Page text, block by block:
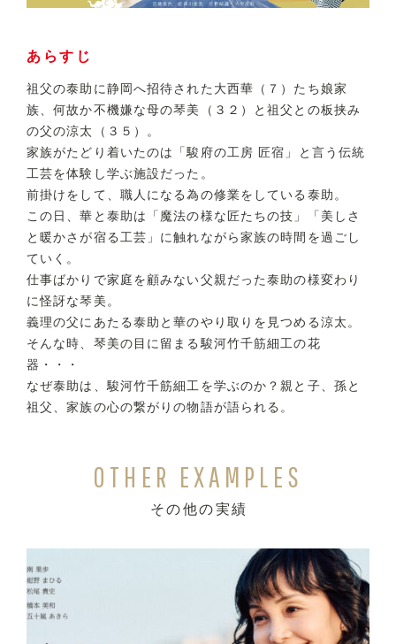
あらすじ
祖父の泰助に静岡へ招待された大西華（７）たち娘家
族、何故か不機嫌な母の琴美（３２）と祖父との板挟み
の父の涼太（３５）。
家族がたどり着いたのは「駿府の工房 匠宿」と言う伝統
工芸を体験し学ぶ施設だった。
前掛けをして、職人になる為の修業をしている泰助。
この日、華と泰助は「魔法の様な匠たちの技」「美しさ
と暖かさが宿る工芸」に触れながら家族の時間を過ごし
ていく。
仕事ばかりで家庭を顧みない父親だった泰助の様変わり
に怪訝な琴美。
義理の父にあたる泰助と華のやり取りを見つめる涼太。
そんな時、琴美の目に留まる駿河竹千筋細工の花
器・・・
なぜ泰助は、駿河竹千筋細工を学ぶのか？親と子、孫と
祖父、家族の心の繋がりの物語が語られる。
OTHER EXAMPLES
その他の実績